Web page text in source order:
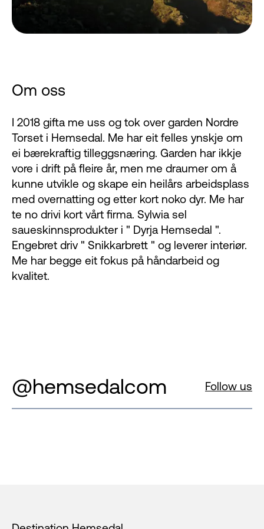
Om oss
I 2018 gifta me uss og tok over garden Nordre
Torset i Hemsedal. Me har eit felles ynskje om
ei bærekraftig tilleggsnæring. Garden har ikkje
vore i drift på fleire år, men me draumer om å
kunne utvikle og skape ein heilårs arbeidsplass
med overnatting og etter kort noko dyr. Me har
te no drivi kort vårt firma. Sylwia sel
saueskinnsprodukter i " Dyrja Hemsedal ".
Engebret driv " Snikkarbrett " og leverer interiør.
Me har begge eit fokus på håndarbeid og
kvalitet.
@hemsedalcom Follow us